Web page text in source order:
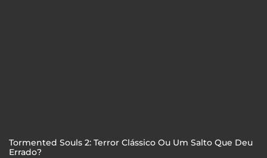
Tormented Souls 2: Terror Clássico Ou Um Salto Que Deu
Errado?